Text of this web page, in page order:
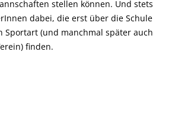
stellen können. Und stets
dabei, die erst über die Schule
Sportart (und manchmal später auch
finden.